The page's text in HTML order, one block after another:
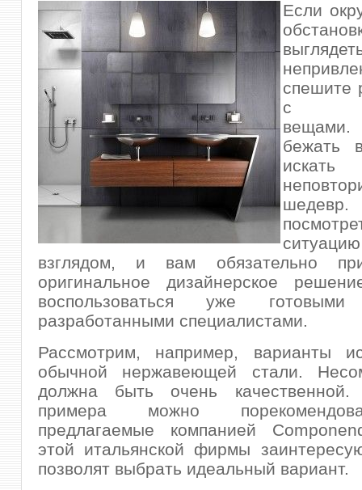
Если
спешите
с
бежать
искать
шедевр.
взглядом, и вам обязательно
оригинальное дизайнерское
воспользоваться уже готовыми
разработанными специалистами.
Рассмотрим, например, варианты
обычной нержавеющей стали.
должна быть очень
примера можно
предлагаемые компанией
этой итальянской фирмы
позволят выбрать идеальный вариант.